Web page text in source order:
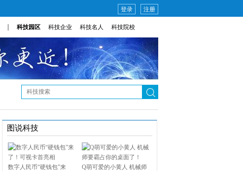
注册
登录
科技园区 科技企业 科技名人 科技院校
图说科技
数字人民币“硬钱包”来
Q萌可爱的小黄人 机械师